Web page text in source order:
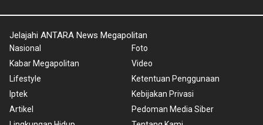
Jelajahi ANTARA News Megapolitan
Nasional
Kabar Megapolitan
Lifestyle
Iptek
Artikel
Foto
Video
Ketentuan Penggunaan
Kebijakan Privasi
Pedoman Media Siber